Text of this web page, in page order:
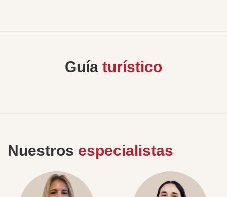
Guía turístico
Nuestros especialistas